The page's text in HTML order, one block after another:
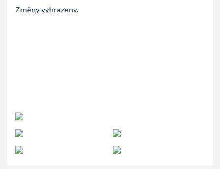
Změny vyhrazeny.